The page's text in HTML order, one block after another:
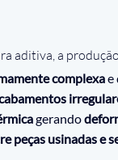
aditiva, a
complexa e
gerando
peças usinadas e